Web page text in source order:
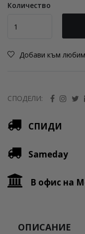
Количество
Добави към
СПОДЕЛИ:
СПИДИ
Sameday
В офис на
ОПИСАНИЕ